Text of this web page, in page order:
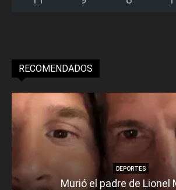
RECOMENDADOS
DEPORTES
Murió el padre de Lionel